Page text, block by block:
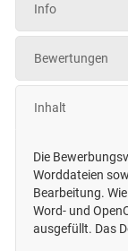
Info
Bewertungen
Inhalt
Die
Worddateien
Bearbeitung.
Word- und
ausgefüllt. Das